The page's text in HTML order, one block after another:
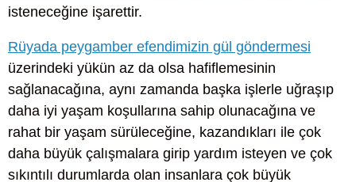
isteneceğine işarettir.
Rüyada peygamber efendimizin gül göndermesi
üzerindeki yükün az da olsa hafiflemesinin
sağlanacağına, aynı zamanda başka işlerle uğraşıp
daha iyi yaşam koşullarına sahip olunacağına ve
rahat bir yaşam sürüleceğine, kazandıkları ile çok
daha büyük çalışmalara girip yardım isteyen ve çok
sıkıntılı durumlarda olan insanlara çok büyük